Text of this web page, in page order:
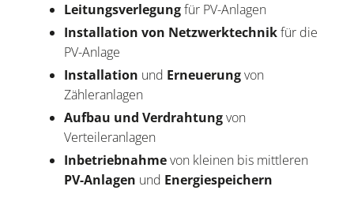
Leitungsverlegungfür PV-Anlagen
Installation von Netzwerktechnikfür die
PV-Anlage
Installation und Erneuerungvon
Zähleranlagen
Aufbau und Verdrahtungvon
Verteileranlagen
Inbetriebnahmevon kleinen bis mittleren
PV-Anlagen und Energiespeichern